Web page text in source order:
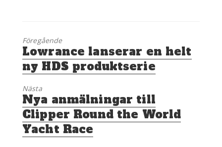
Föregående
Föregående
inlägg:
Lowrance lanserar en helt
ny HDS produktserie
Nästa
Nästa
inlägg:
Nya anmälningar till
Clipper Round the World
Yacht Race